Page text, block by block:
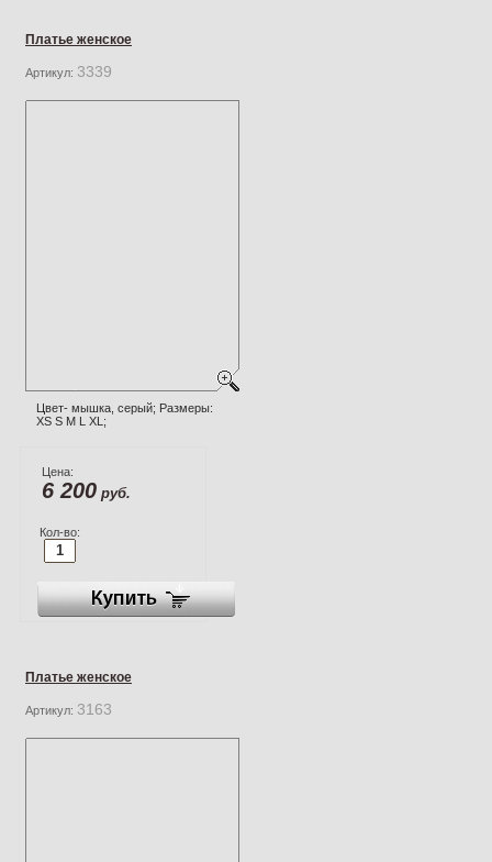
Платье женское
Артикул: 3339
Цвет- мышка, серый; Размеры:
XS S M L XL;
Цена:
6 200 руб.
Кол-во:
Платье женское
Артикул: 3163